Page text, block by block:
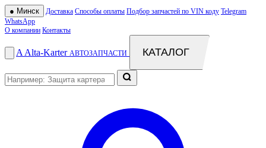
● Минск Доставка Способы оплаты Подбор запчастей по VIN коду Telegram
WhatsApp
О компании Контакты
A Alta-Karter АВТОЗАПЧАСТИ КАТАЛОГ